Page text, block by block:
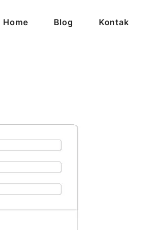
Home Blog Kontak